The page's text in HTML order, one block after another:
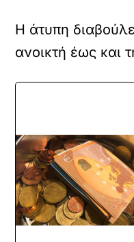
Η άτυπη
ανοικτή έως και